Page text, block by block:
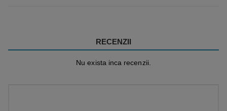
RECENZII
Nu exista inca recenzii.